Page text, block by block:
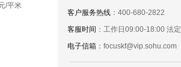
/平米
客户服务热线 ：400-680-2822
客服时间 ：工作日09:00-18:00 法
电子信箱 ：focuskf@vip.sohu.com